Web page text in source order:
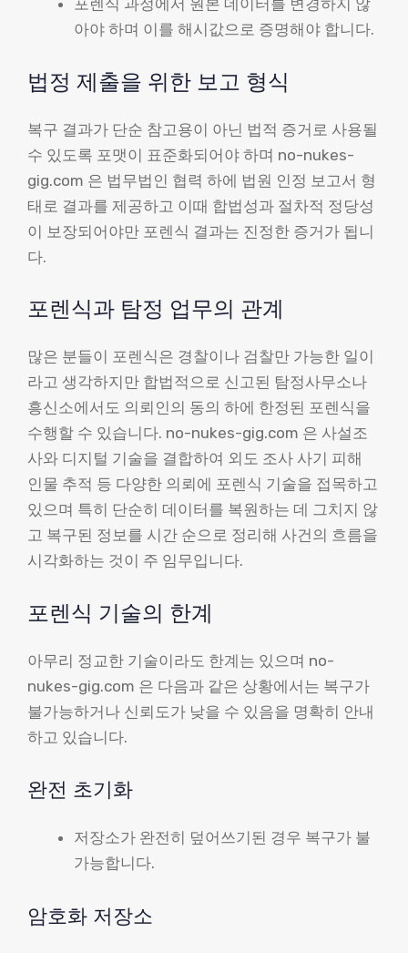
포렌식 과정에서 원본 데이터를 변경하지 않
아야 하며 이를 해시값으로 증명해야 합니다.
법정 제출을 위한 보고 형식
복구 결과가 단순 참고용이 아닌 법적 증거로 사용될
수 있도록 포맷이 표준화되어야 하며 no-nukes-
gig.com 은 법무법인 협력 하에 법원 인정 보고서 형
태로 결과를 제공하고 이때 합법성과 절차적 정당성
이 보장되어야만 포렌식 결과는 진정한 증거가 됩니
다.
포렌식과 탐정 업무의 관계
많은 분들이 포렌식은 경찰이나 검찰만 가능한 일이
라고 생각하지만 합법적으로 신고된 탐정사무소나
흥신소에서도 의뢰인의 동의 하에 한정된 포렌식을
수행할 수 있습니다. no-nukes-gig.com 은 사설조
사와 디지털 기술을 결합하여 외도 조사 사기 피해
인물 추적 등 다양한 의뢰에 포렌식 기술을 접목하고
있으며 특히 단순히 데이터를 복원하는 데 그치지 않
고 복구된 정보를 시간 순으로 정리해 사건의 흐름을
시각화하는 것이 주 임무입니다.
포렌식 기술의 한계
아무리 정교한 기술이라도 한계는 있으며 no-
nukes-gig.com 은 다음과 같은 상황에서는 복구가
불가능하거나 신뢰도가 낮을 수 있음을 명확히 안내
하고 있습니다.
완전 초기화
저장소가 완전히 덮어쓰기된 경우 복구가 불
가능합니다.
암호화 저장소